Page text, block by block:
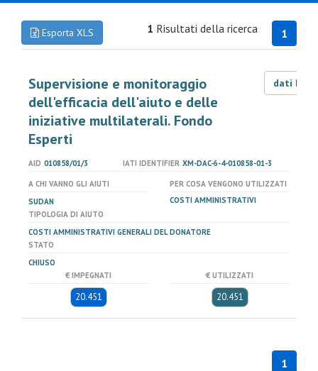
Esporta XLS 1
1 Risultati della ricerca
Supervisione e monitoraggio
dell'efficacia dell'aiuto e delle
iniziative multilaterali. Fondo
Esperti
dati LOD
AID 010858/01/3 IATI IDENTIFIER XM-DAC-6-4-010858-01-3
A CHI VANNO GLI AIUTI
SUDAN
PER COSA VENGONO UTILIZZATI
COSTI AMMINISTRATIVI
TIPOLOGIA DI AIUTO
COSTI AMMINISTRATIVI GENERALI DEL DONATORE
STATO
CHIUSO
€ IMPEGNATI
20.451
€ UTILIZZATI
20.451
1